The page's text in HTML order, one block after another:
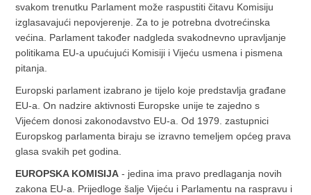
svakom trenutku Parlament može raspustiti čitavu Komisiju
izglasavajući nepovjerenje. Za to je potrebna dvotrećinska
većina. Parlament također nadgleda svakodnevno upravljanje
politikama EU-a upućujući Komisiji i Vijeću usmena i pismena
pitanja.
Europski parlament izabrano je tijelo koje predstavlja građane
EU-a. On nadzire aktivnosti Europske unije te zajedno s
Vijećem donosi zakonodavstvo EU-a. Od 1979. zastupnici
Europskog parlamenta biraju se izravno temeljem općeg prava
glasa svakih pet godina.
EUROPSKA KOMISIJA - jedina ima pravo predlaganja novih
zakona EU-a. Prijedloge šalje Vijeću i Parlamentu na raspravu i